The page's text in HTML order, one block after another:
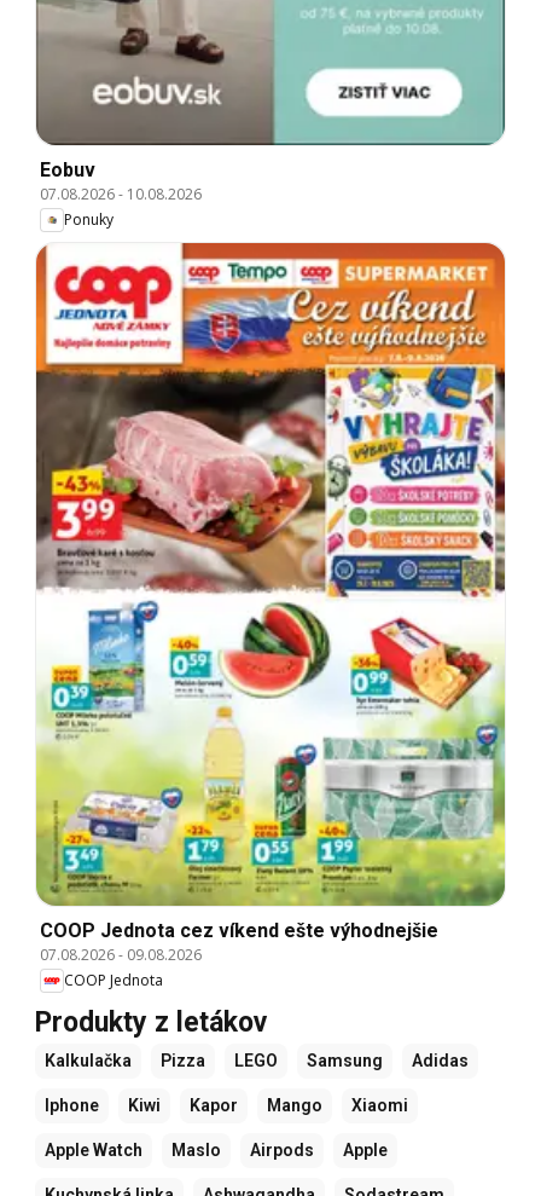
Eobuv
07.08.2026- 10.08.2026
Ponuky
COOP Jednota cez víkend ešte výhodnejšie
07.08.2026- 09.08.2026
COOP Jednota
Produkty z letákov
Kalkulačka Pizza LEGO Samsung Adidas
Iphone Kiwi Kapor Mango Xiaomi
Apple Watch Maslo Airpods Apple